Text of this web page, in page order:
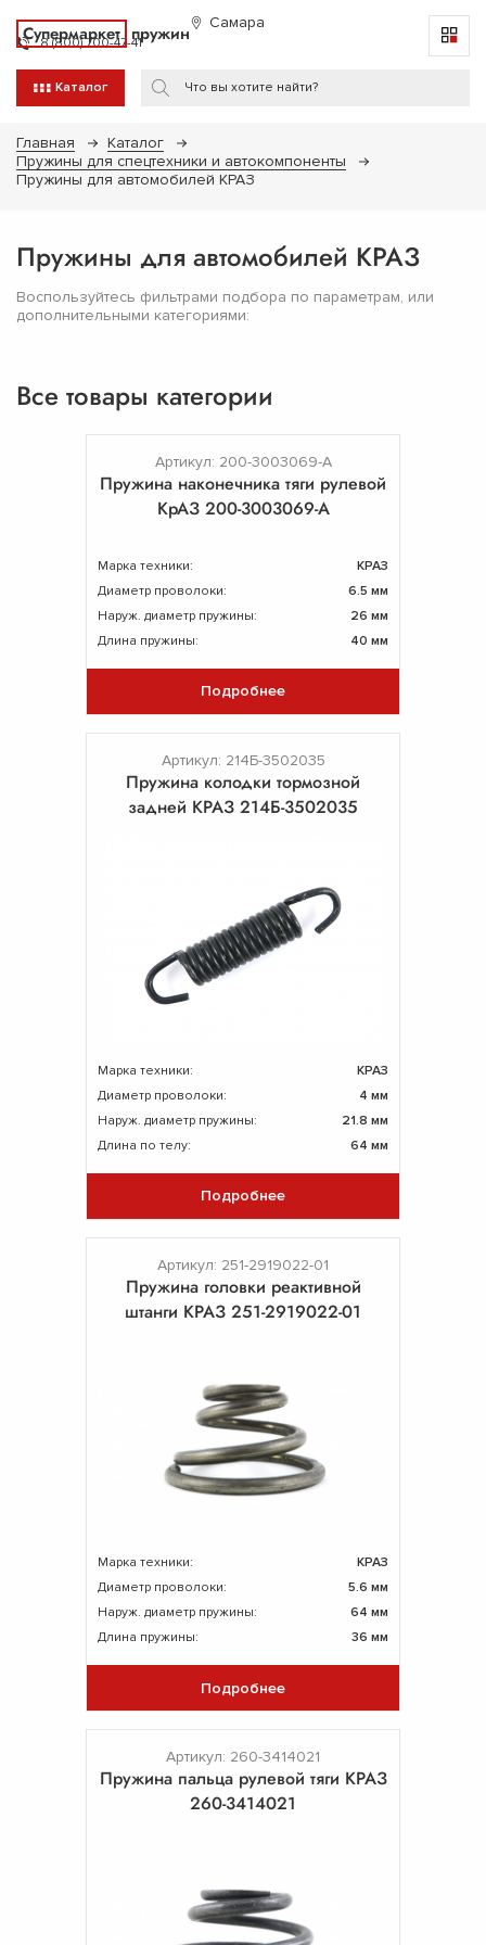
Супермаркет пружин Самара
8 (800) 700-47-41
Каталог
Главная
Каталог
Пружины для спецтехники и автокомпоненты
Пружины для автомобилей КРАЗ
Пружины для автомобилей КРАЗ
Воспользуйтесь фильтрами подбора по параметрам, или
дополнительными категориями:
Все товары категории
Артикул: 200-3003069-А
Пружина наконечника тяги рулевой
КрАЗ 200-3003069-А
Марка техники:
КРАЗ
Диаметр проволоки:
6.5 мм
Наруж. диаметр пружины:
26 мм
Длина пружины:
40 мм
Подробнее
Артикул: 214Б-3502035
Пpужина колодки тормозной
задней КРАЗ 214Б-3502035
Марка техники:
КРАЗ
Диаметр проволоки:
4 мм
Наруж. диаметр пружины:
21.8 мм
Длина по телу:
64 мм
Подробнее
Артикул: 251-2919022-01
Пружина головки реактивной
штанги КРАЗ 251-2919022-01
Марка техники:
КРАЗ
Диаметр проволоки:
5.6 мм
Наруж. диаметр пружины:
64 мм
Длина пружины:
36 мм
Подробнее
Артикул: 260-3414021
Пружина пальца рулевой тяги КРАЗ
260-3414021